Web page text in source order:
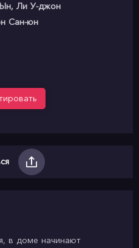
Ли У-джон
Сан-юн
в доме начинают